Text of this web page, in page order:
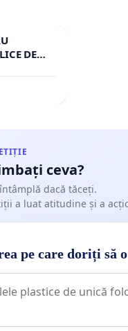
DE
ceva?
dacă tăceți.
a luat atitudine și a
pe care doriți să